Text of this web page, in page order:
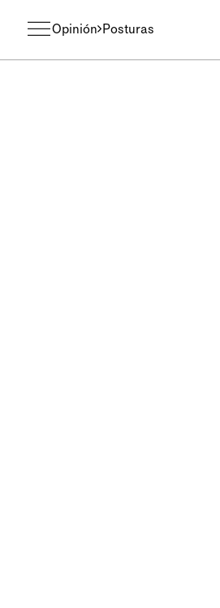
Opinión Posturas